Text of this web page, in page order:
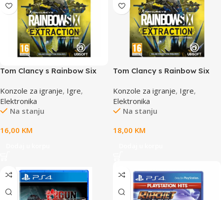
Tom Clancy s Rainbow Six
Konzole za igranje, Igre,
Elektronika
Na stanju
16,00 KM
Tom Clancy s Rainbow Six
Edition
Konzole za igranje, Igre,
Elektronika
Na stanju
18,00 KM